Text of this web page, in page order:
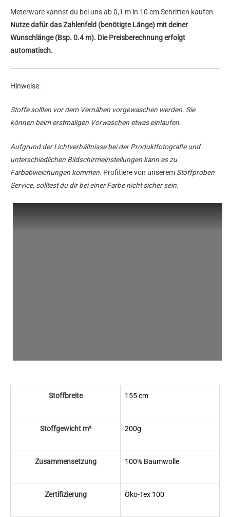
Meterware kannst du bei uns ab 0,1 m in 10 cm Schritten kaufen.
Nutze dafür das Zahlenfeld (benötigte Länge) mit deiner
Wunschlänge (Bsp. 0.4 m). Die Preisberechnung erfolgt
automatisch.
Hinweise:
Stoffe sollten vor dem Vernähen vorgewaschen werden. Sie
können beim erstmaligen Vorwaschen etwas einlaufen.
Aufgrund der Lichtverhältnisse bei der Produktfotografie und
unterschiedlichen Bildschirmeinstellungen kann es zu
Farbabweichungen kommen. Profitiere von unserem Stoffproben
Service, solltest du dir bei einer Farbe nicht sicher sein.
Stoffbreite 155 cm
Stoffgewicht m² 200g
Zusammensetzung 100% Baumwolle
Zertifizierung Öko-Tex 100